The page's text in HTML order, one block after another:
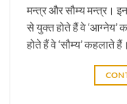
मन्त्र और सौम्य मन्त्र।
से युक्त होते हैं वे ‘आग्नेय’
होते हैं वे ‘सौम्य’ कहलाते हैं।